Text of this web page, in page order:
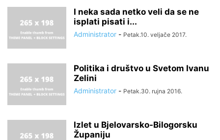
I neka sada netko veli da se ne
isplati pisati i...
Administrator - Petak.10. veljače 2017.
Politika i društvo u Svetom Ivanu
Zelini
Administrator - Petak.30. rujna 2016.
Izlet u Bjelovarsko-Bilogorsku
Županiju